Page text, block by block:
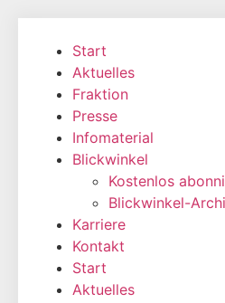
wechseln
Start
Aktuelles
Fraktion
Presse
Infomaterial
Blickwinkel
Kostenlos
Blickwinkel-
Karriere
Kontakt
Start
Aktuelles